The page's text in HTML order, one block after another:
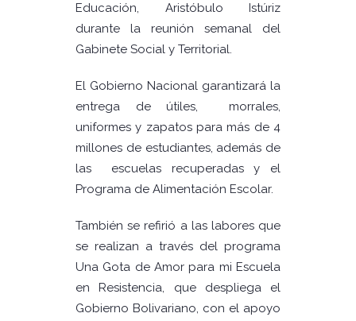
Educación, Aristóbulo Istúriz
durante la reunión semanal del
Gabinete Social y Territorial.
El Gobierno Nacional garantizará la
entrega de útiles, morrales,
uniformes y zapatos para más de 4
millones de estudiantes, además de
las escuelas recuperadas y el
Programa de Alimentación Escolar.
También se refirió a las labores que
se realizan a través del programa
Una Gota de Amor para mi Escuela
en Resistencia, que despliega el
Gobierno Bolivariano, con el apoyo